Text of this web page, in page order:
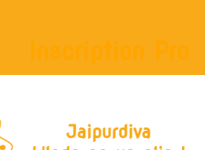
Inscription Pro